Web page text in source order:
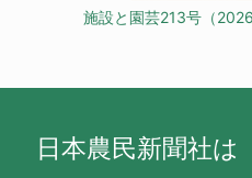
施設と園芸213号（
日本農民新聞社は